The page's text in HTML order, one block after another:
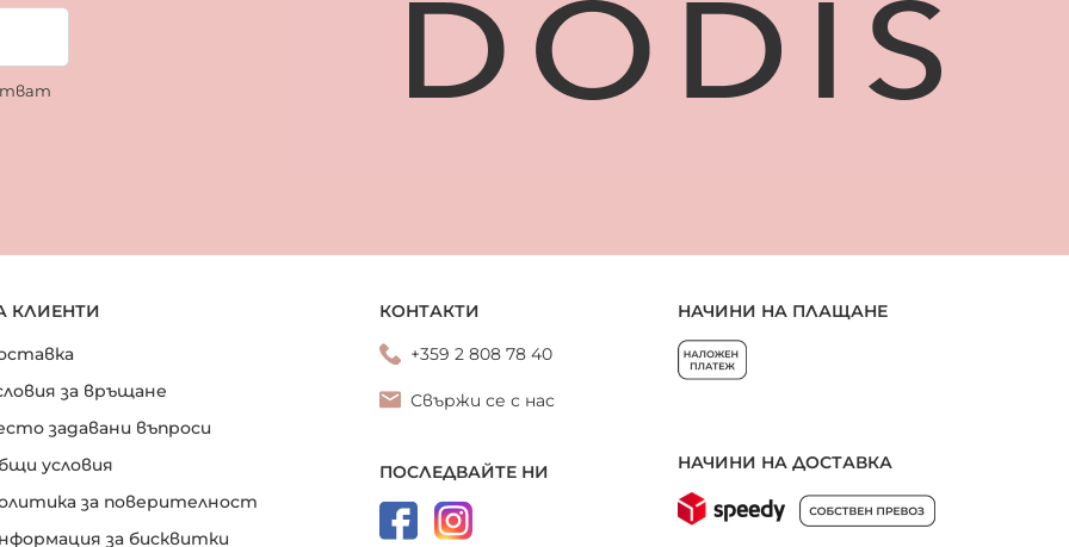
КЛИЕНТИ
за връщане
задавани въпроси
условия
за поверителност
за бисквитки
КОНТАКТИ
+359 2 808 78 40
Свържи се с нас
ПОСЛЕДВАЙТЕ НИ
НАЧИНИ НА ПЛАЩАНЕ
НАЧИНИ НА ДОСТАВКА